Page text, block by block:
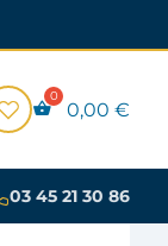
0,00 €
03 45 21 30 86